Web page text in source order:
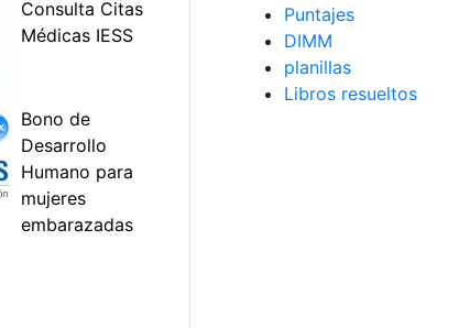
Puntajes
DIMM
planillas
Libros resueltos